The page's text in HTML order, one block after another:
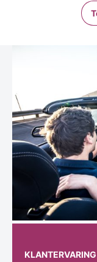
KLANTERVARING